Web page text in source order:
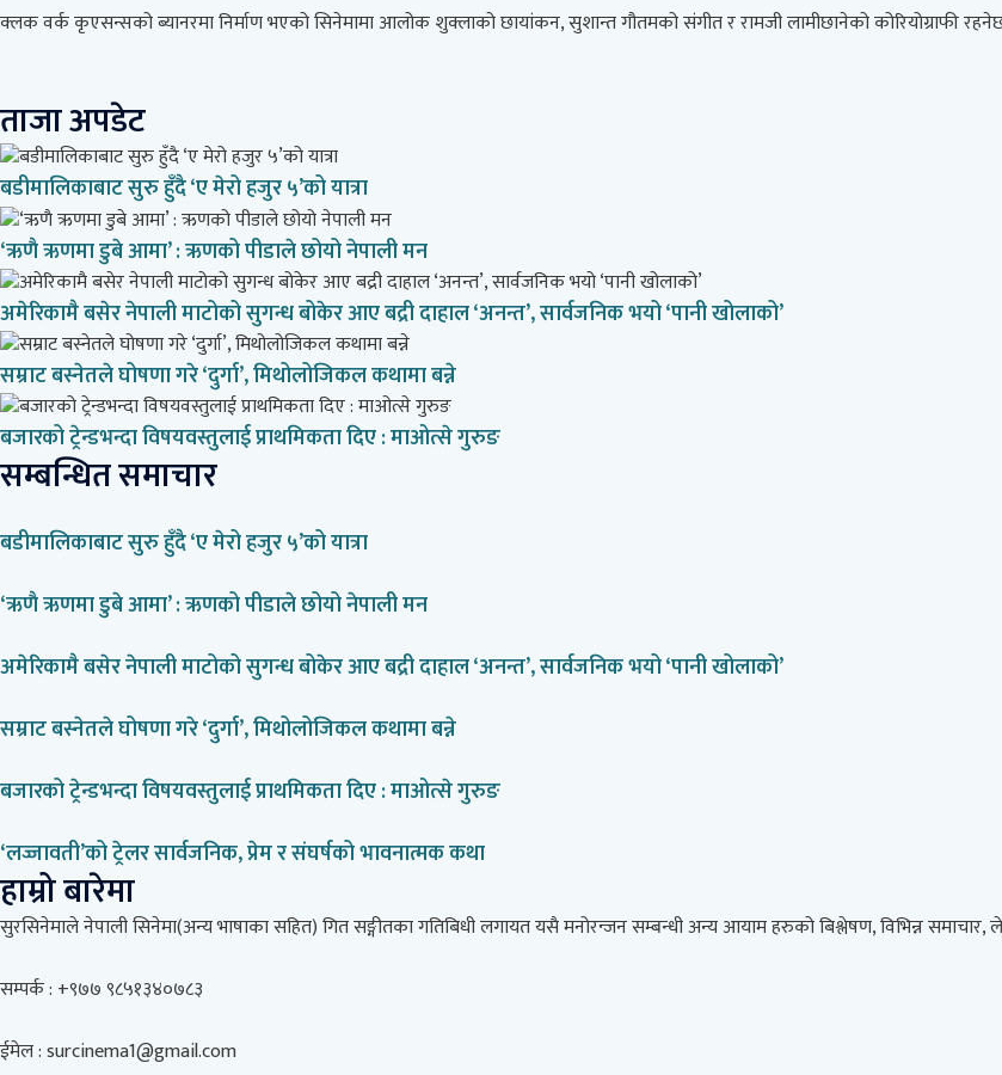
क्लक वर्क कृएसन्सको ब्यानरमा निर्माण भएको सिनेमामा आलोक शुक्लाको छायांकन, सुशान्त गौतमको संगीत र रामजी लामीछानेको कोरियोग्राफी
ताजा अपडेट
बडीमालिकाबाट सुरु हुँदै ‘ए मेरो हजुर ५’को यात्रा
‘ऋणै ऋणमा डुबे आमा’ : ऋणको पीडाले छोयो नेपाली मन
अमेरिकामै बसेर नेपाली माटोको सुगन्ध बोकेर आए बद्री दाहाल ‘अनन्त’, सार्वजनिक भयो ‘पानी खोलाको’
सम्राट बस्नेतले घोषणा गरे ‘दुर्गा’, मिथोलोजिकल कथामा बन्ने
बजारको ट्रेन्डभन्दा विषयवस्तुलाई प्राथमिकता दिए : माओत्से गुरुङ
सम्बन्धित समाचार
बडीमालिकाबाट सुरु हुँदै ‘ए मेरो हजुर ५’को यात्रा
‘ऋणै ऋणमा डुबे आमा’ : ऋणको पीडाले छोयो नेपाली मन
अमेरिकामै बसेर नेपाली माटोको सुगन्ध बोकेर आए बद्री दाहाल ‘अनन्त’, सार्वजनिक भयो ‘पानी खोलाको’
सम्राट बस्नेतले घोषणा गरे ‘दुर्गा’, मिथोलोजिकल कथामा बन्ने
बजारको ट्रेन्डभन्दा विषयवस्तुलाई प्राथमिकता दिए : माओत्से गुरुङ
‘लज्जावती’को ट्रेलर सार्वजनिक, प्रेम र संघर्षको भावनात्मक कथा
हाम्रो बारेमा
सुरसिनेमाले नेपाली सिनेमा(अन्य भाषाका सहित) गित सङ्गीतका गतिबिधी लगायत यसै मनोरन्जन सम्बन्धी अन्य आयाम हरुको बिश्लेषण, विभिन्न
सम्पर्क : +९७७ ९८५१३४०७८३
ईमेल : surcinema1@gmail.com